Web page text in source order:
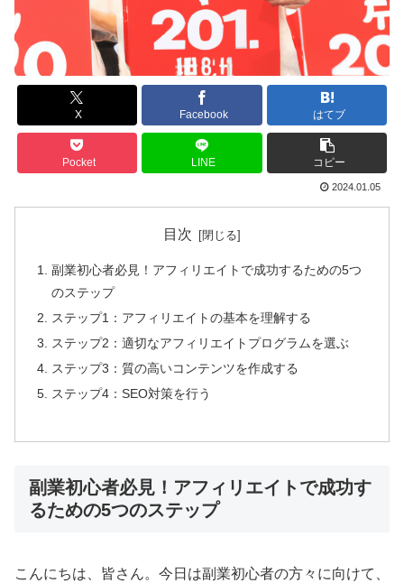
X Facebook はてブ
Pocket LINE コピー
2024.01.05
目次
副業初心者必見！アフィリエイトで成功するための5つ
のステップ
ステップ1：アフィリエイトの基本を理解する
ステップ2：適切なアフィリエイトプログラムを選ぶ
ステップ3：質の高いコンテンツを作成する
ステップ4：SEO対策を行う
副業初心者必見！アフィリエイトで成功す
るための5つのステップ
こんにちは、皆さん。今日は副業初心者の方々に向けて、